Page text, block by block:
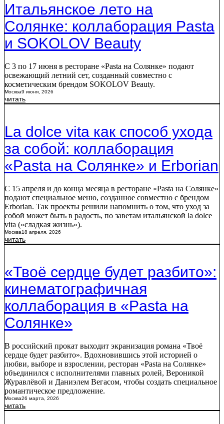
Итальянское лето на
Солянке: коллаборация Pasta
и SOKOLOV Beauty
С 3 по 17 июня в ресторане «Pasta на Солянке» подают
освежающий летний сет, созданный совместно с
косметическим брендом SOKOLOV Beauty.
Москва9 июня, 2026
читать
La dolce vita как способ ухода
за собой: коллаборация
«Pasta на Солянке» и Erborian
С 15 апреля и до конца месяца в ресторане «Pasta на Солянке»
подают специальное меню, созданное совместно с брендом
Erborian. Так проекты решили напомнить о том, что уход за
собой может быть в радость, по заветам итальянской la dolce
vita («сладкая жизнь»).
Москва18 апреля, 2026
читать
«Твоё сердце будет разбито»:
кинематографичная
коллаборация в «Pasta на
Солянке»
В российский прокат выходит экранизация романа «Твоё
сердце будет разбито». Вдохновившись этой историей о
любви, выборе и взрослении, ресторан «Pasta на Солянке»
объединился с исполнителями главных ролей, Вероникой
Журавлёвой и Даниэлем Вегасом, чтобы создать специальное
романтическое предложение.
Москва26 марта, 2026
читать